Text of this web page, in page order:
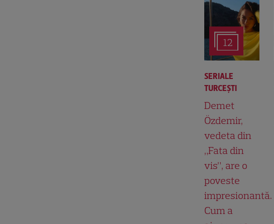
12
SERIALE
TURCEŞTI
Demet
Özdemir,
vedeta din
„Fata din
vis”, are o
poveste
impresionantă.
Cum a